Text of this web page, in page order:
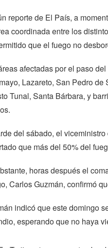
reporte de El País, a
coordinada entre los
que el fuego no
afectadas por el paso
Lazareto, San Pedro
Tunal, Santa Bárbara, y
del sábado, el
que más del 50% del
horas después el
Carlos Guzmán, confirmó
indicó que este domingo
esperando que no haya